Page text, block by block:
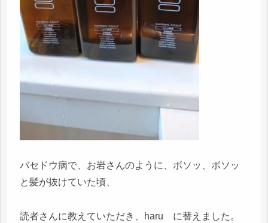
バセドウ病で、お岩さんのように、ボソッ、ボソッ
と髪が抜けていた頃、
読者さんに教えていただき、haru に替えました。